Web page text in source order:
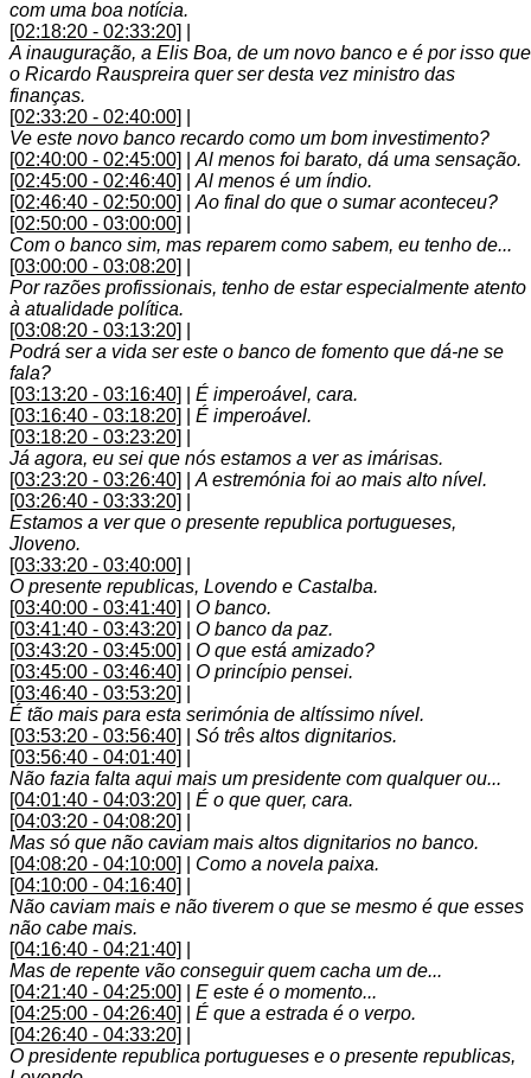
com uma boa notícia.
[02:18:20 - 02:33:20]
A inauguração, a Elis Boa, de um novo banco e é por isso que
o Ricardo Rauspreira quer ser desta vez ministro das
finanças.
[02:33:20 - 02:40:00]
Ve este novo banco recardo como um bom investimento?
[02:40:00 - 02:45:00]
Al menos foi barato, dá uma sensação.
[02:45:00 - 02:46:40]
Al menos é um índio.
[02:46:40 - 02:50:00]
Ao final do que o sumar aconteceu?
[02:50:00 - 03:00:00]
Com o banco sim, mas reparem como sabem, eu tenho de...
[03:00:00 - 03:08:20]
Por razões profissionais, tenho de estar especialmente atento
à atualidade política.
[03:08:20 - 03:13:20]
Podrá ser a vida ser este o banco de fomento que dá-ne se
fala?
[03:13:20 - 03:16:40]
É imperoável, cara.
[03:16:40 - 03:18:20]
É imperoável.
[03:18:20 - 03:23:20]
Já agora, eu sei que nós estamos a ver as imárisas.
[03:23:20 - 03:26:40]
A estremónia foi ao mais alto nível.
[03:26:40 - 03:33:20]
Estamos a ver que o presente republica portugueses,
Jloveno.
[03:33:20 - 03:40:00]
O presente republicas, Lovendo e Castalba.
[03:40:00 - 03:41:40]
O banco.
[03:41:40 - 03:43:20]
O banco da paz.
[03:43:20 - 03:45:00]
O que está amizado?
[03:45:00 - 03:46:40]
O princípio pensei.
[03:46:40 - 03:53:20]
É tão mais para esta serimónia de altíssimo nível.
[03:53:20 - 03:56:40]
Só três altos dignitarios.
[03:56:40 - 04:01:40]
Não fazia falta aqui mais um presidente com qualquer ou...
[04:01:40 - 04:03:20]
É o que quer, cara.
[04:03:20 - 04:08:20]
Mas só que não caviam mais altos dignitarios no banco.
[04:08:20 - 04:10:00]
Como a novela paixa.
[04:10:00 - 04:16:40]
Não caviam mais e não tiverem o que se mesmo é que esses
não cabe mais.
[04:16:40 - 04:21:40]
Mas de repente vão conseguir quem cacha um de...
[04:21:40 - 04:25:00]
E este é o momento...
[04:25:00 - 04:26:40]
É que a estrada é o verpo.
[04:26:40 - 04:33:20]
O presidente republica portugueses e o presente republicas,